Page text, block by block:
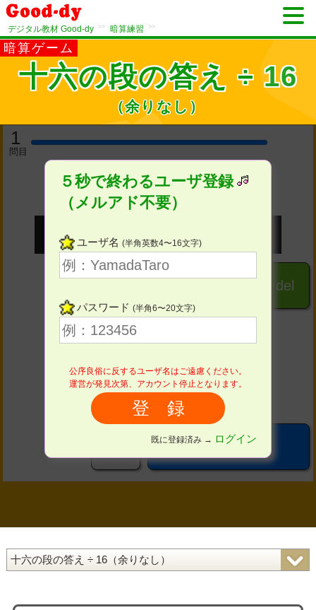
デジタル教材 Good-dy >> 暗算練習 >>
暗算ゲーム
十六の段の答え ÷ 16
（余りなし）
1
問目
１ ２ ３ del
４ ５
６
７
８
９
OK
５秒で終わるユーザ登録
（メルアド不要）
ユーザ名 (半角英数4〜16文字)
パスワード (半角6〜20文字)
公序良俗に反するユーザ名はご遠慮ください。
運営が発見次第、アカウント停止となります。
既に登録済み → ログイン